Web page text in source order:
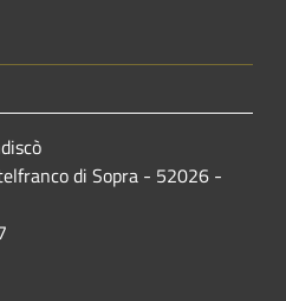
di Sopra - 52026 -